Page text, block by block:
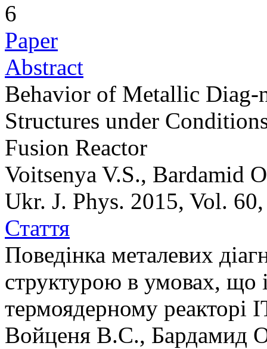
6
Paper
Abstract
Behavior of Metallic
Structures under
Fusion Reactor
Voitsenya V.S., Bardamid
Ukr. J. Phys. 2015, Vol.
Стаття
Поведінка металевих
структурою в умовах, що
термоядерному реакторі
Войценя В.С., Бардамид